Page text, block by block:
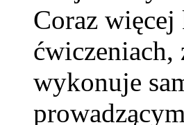
Coraz
ćwiczeniach,
wykonuje